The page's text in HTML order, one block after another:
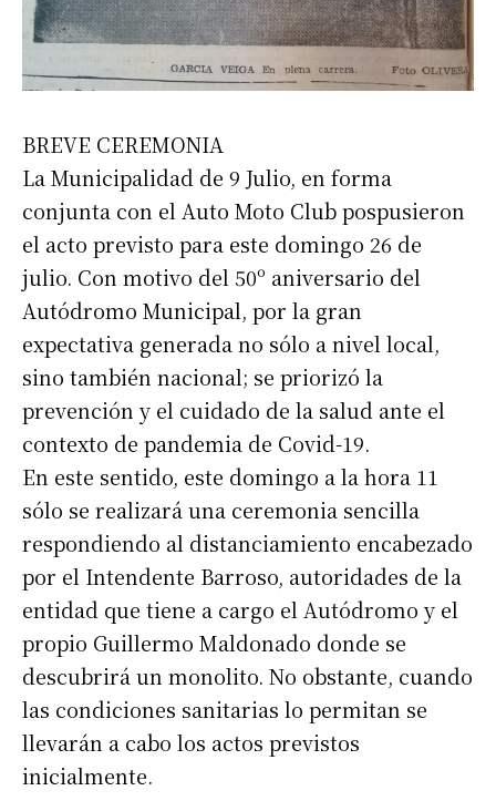
BREVE CEREMONIA
La Municipalidad de 9 Julio, en forma
conjunta con el Auto Moto Club pospusieron
el acto previsto para este domingo 26 de
julio. Con motivo del 50º aniversario del
Autódromo Municipal, por la gran
expectativa generada no sólo a nivel local,
sino también nacional; se priorizó la
prevención y el cuidado de la salud ante el
contexto de pandemia de Covid-19.
En este sentido, este domingo a la hora 11
sólo se realizará una ceremonia sencilla
respondiendo al distanciamiento encabezado
por el Intendente Barroso, autoridades de la
entidad que tiene a cargo el Autódromo y el
propio Guillermo Maldonado donde se
descubrirá un monolito. No obstante, cuando
las condiciones sanitarias lo permitan se
llevarán a cabo los actos previstos
inicialmente.